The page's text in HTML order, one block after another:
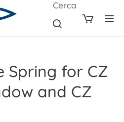
Cerca
Spring for CZ
and CZ